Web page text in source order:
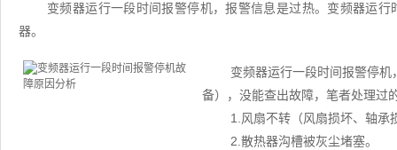
变频器运行一段时间报警停机，报警信息是过热。变频器运
器。
变频器运行一段时间报警停
备），没能查出故障，笔者处理过
1.风扇不转（风扇损坏、轴承
2.散热器沟槽被灰尘堵塞。